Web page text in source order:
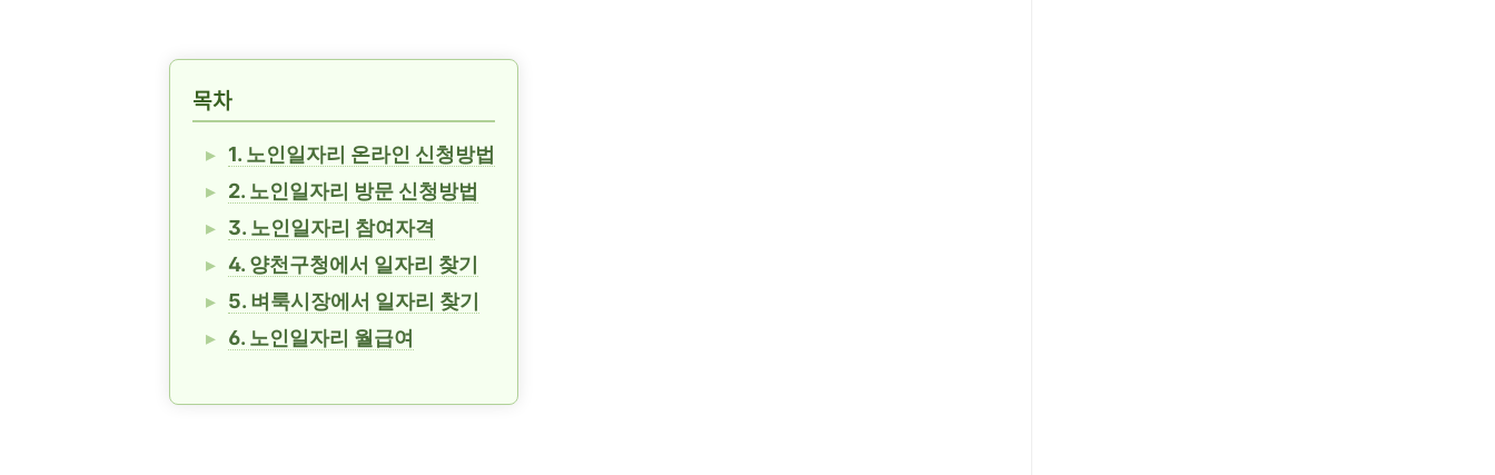
목차
1. 노인일자리 온라인 신청방법
2. 노인일자리 방문 신청방법
3. 노인일자리 참여자격
4. 양천구청에서 일자리 찾기
5. 벼룩시장에서 일자리 찾기
6. 노인일자리 월급여